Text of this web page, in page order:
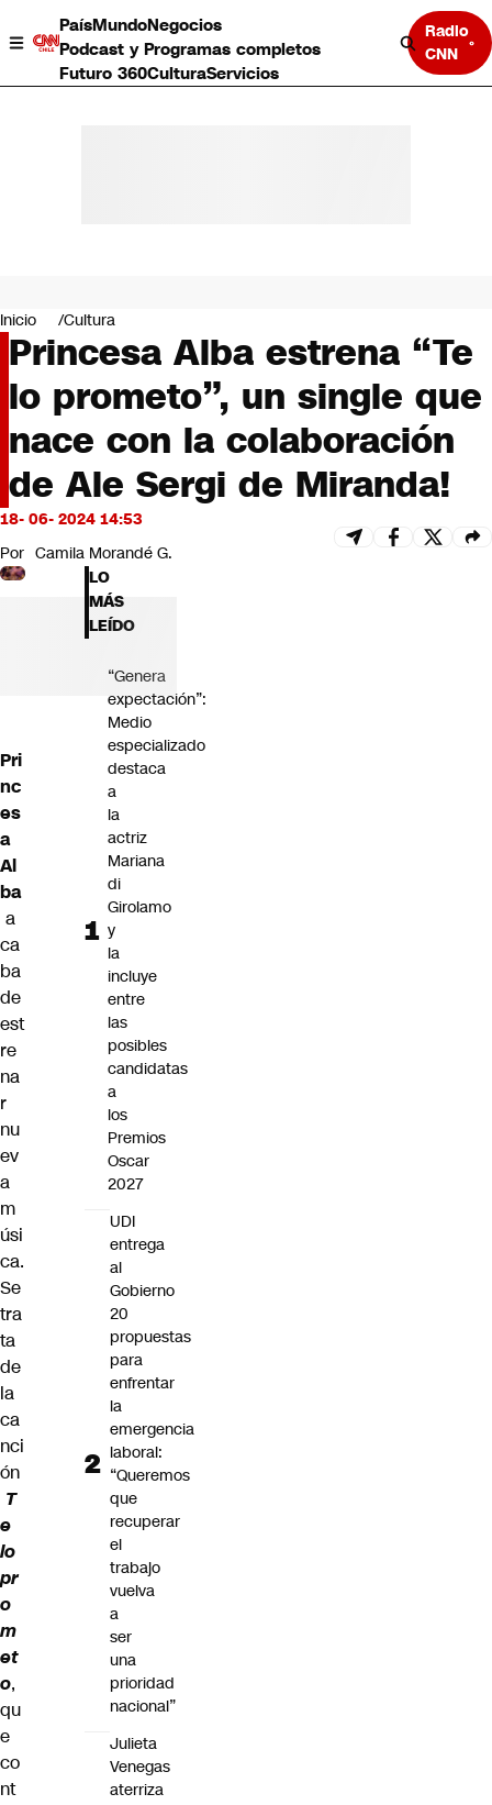
PaísMundoNegocios
Podcast y Programas completos
Futuro 360CulturaServicios
Radio
CNN
Negocios
Deportes
Programas completos
Cultura
Servicios
Bits
CNN tiempo
Futuro 360
Inicio Cultura
Princesa Alba estrena “Te
lo prometo”, un single que
nace con la colaboración
de Ale Sergi de Miranda!
18- 06- 2024 14:53
Por Camila Morandé G.
Pri
nc
es
a
Al
ba
a
ca
ba
de
est
re
na
r
nu
ev
a
m
úsi
ca.
Se
tra
ta
de
la
ca
nci
ón
T
e
lo
pr
o
m
et
o,
qu
e
co
nt
LO
MÁS
LEÍDO
“Genera
expectación”:
Medio
especializado
destaca
a
la
actriz
Mariana
di
Girolamo
y
la
incluye
entre
las
posibles
candidatas
a
los
Premios
Oscar
2027
UDI
entrega
al
Gobierno
20
propuestas
para
enfrentar
la
emergencia
laboral:
“Queremos
que
recuperar
el
trabajo
vuelva
a
ser
una
prioridad
nacional”
Julieta
Venegas
aterriza